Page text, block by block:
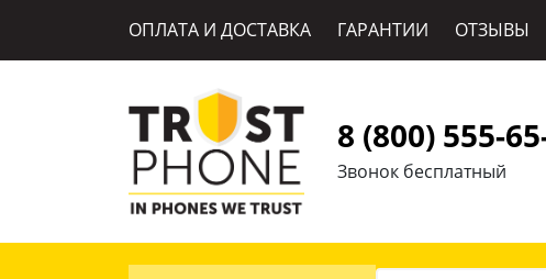
ОПЛАТА И ДОСТАВКА ГАРАНТИИ ОТЗЫВЫ
8 (800) 555-
Звонок бесплатный